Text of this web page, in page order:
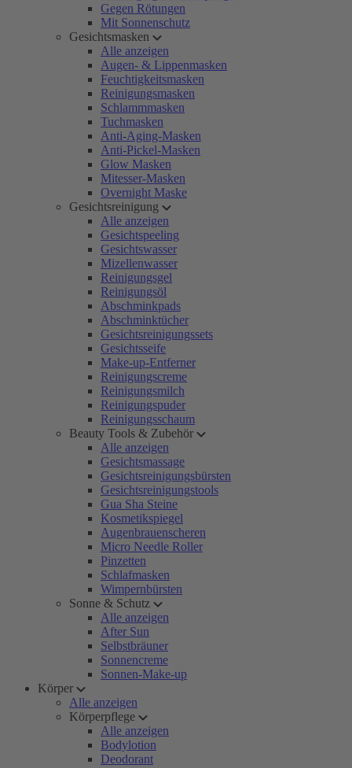
Gegen Rötungen
Mit Sonnenschutz
Gesichtsmasken
Alle anzeigen
Augen- & Lippenmasken
Feuchtigkeitsmasken
Reinigungsmasken
Schlammmasken
Tuchmasken
Anti-Aging-Masken
Anti-Pickel-Masken
Glow Masken
Mitesser-Masken
Overnight Maske
Gesichtsreinigung
Alle anzeigen
Gesichtspeeling
Gesichtswasser
Mizellenwasser
Reinigungsgel
Reinigungsöl
Abschminkpads
Abschminktücher
Gesichtsreinigungssets
Gesichtsseife
Make-up-Entferner
Reinigungscreme
Reinigungsmilch
Reinigungspuder
Reinigungsschaum
Beauty Tools & Zubehör
Alle anzeigen
Gesichtsmassage
Gesichtsreinigungsbürsten
Gesichtsreinigungstools
Gua Sha Steine
Kosmetikspiegel
Augenbrauenscheren
Micro Needle Roller
Pinzetten
Schlafmasken
Wimpernbürsten
Sonne & Schutz
Alle anzeigen
After Sun
Selbstbräuner
Sonnencreme
Sonnen-Make-up
Körper
Alle anzeigen
Körperpflege
Alle anzeigen
Bodylotion
Deodorant